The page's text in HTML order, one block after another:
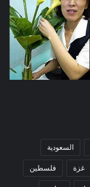
السعودية
غزة فلسطين